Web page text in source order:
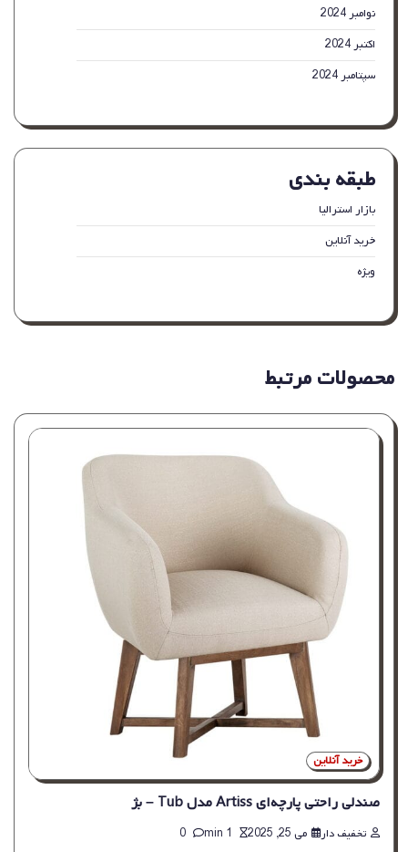
نوامبر 2024
اکتبر 2024
سپتامبر 2024
طبقه بندی
بازار استرالیا
خرید آنلاین
ویژه
محصولات مرتبط
خرید آنلاین
صندلی راحتی پارچه‌ای Artiss مدل Tub – بژ
تخفیف دار می 25, 2025